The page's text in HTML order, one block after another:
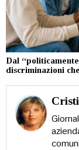
Dal
discriminazioni